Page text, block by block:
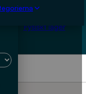
Köpvillkor
Fysiskt lager